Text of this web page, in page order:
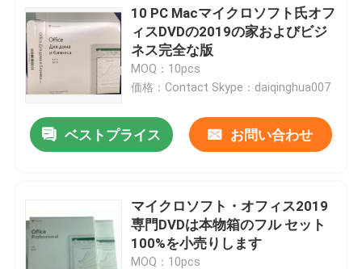
ソフトウェア免許証のキー
Windows 10 COAのステッカー
Windows 11 COAのステッカー
Windows 11の小売り箱
10 PC Macマイクロソフト氏オフ
ィスDVDの2019の家およびビジ
ネス完全な版
MOQ：10pcs
価格：Contact Skype：daiqinghua007
ベストプライス お問い合わせ
マイクロソフト・オフィス2019
専門DVDは本物箱のフル セット
100%を小売りします
MOQ：10pcs